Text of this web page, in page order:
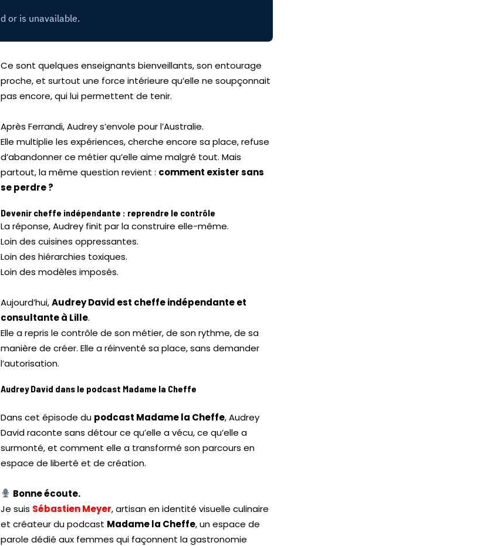
Ce sont quelques enseignants bienveillants, son entourage
proche, et surtout une force intérieure qu’elle ne soupçonnait
pas encore, qui lui permettent de tenir.
Après Ferrandi, Audrey s’envole pour l’Australie.
Elle multiplie les expériences, cherche encore sa place, refuse
d’abandonner ce métier qu’elle aime malgré tout. Mais
partout, la même question revient : comment exister sans
se perdre ?
Devenir cheffe indépendante : reprendre le contrôle
La réponse, Audrey finit par la construire elle-même.
Loin des cuisines oppressantes.
Loin des hiérarchies toxiques.
Loin des modèles imposés.
Aujourd’hui,Audrey David est cheffe indépendante et
consultante à Lille.
Elle a repris le contrôle de son métier, de son rythme, de sa
manière de créer. Elle a réinventé sa place, sans demander
l’autorisation.
Audrey David dans le podcast Madame la Cheffe
Dans cet épisode du podcast Madame la Cheffe, Audrey
David raconte sans détour ce qu’elle a vécu, ce qu’elle a
surmonté, et comment elle a transformé son parcours en
espace de liberté et de création.
Bonne écoute.
Je suis Sébastien Meyer, artisan en identité visuelle culinaire
et créateur du podcast Madame la Cheffe, un espace de
parole dédié aux femmes qui façonnent la gastronomie